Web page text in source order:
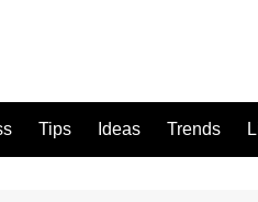
Tips Ideas Trends